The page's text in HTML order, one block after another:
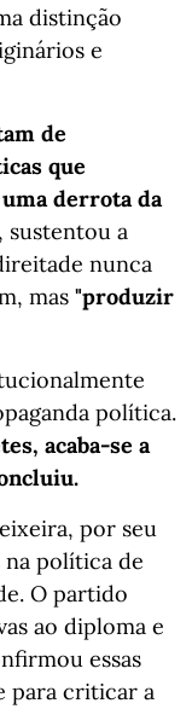
distinção
e
de
que
derrota da
, sustentou a
nunca
mas "produzir
política.
acaba-se a
por seu
política de
O partido
ao diploma e
essas
para criticar a